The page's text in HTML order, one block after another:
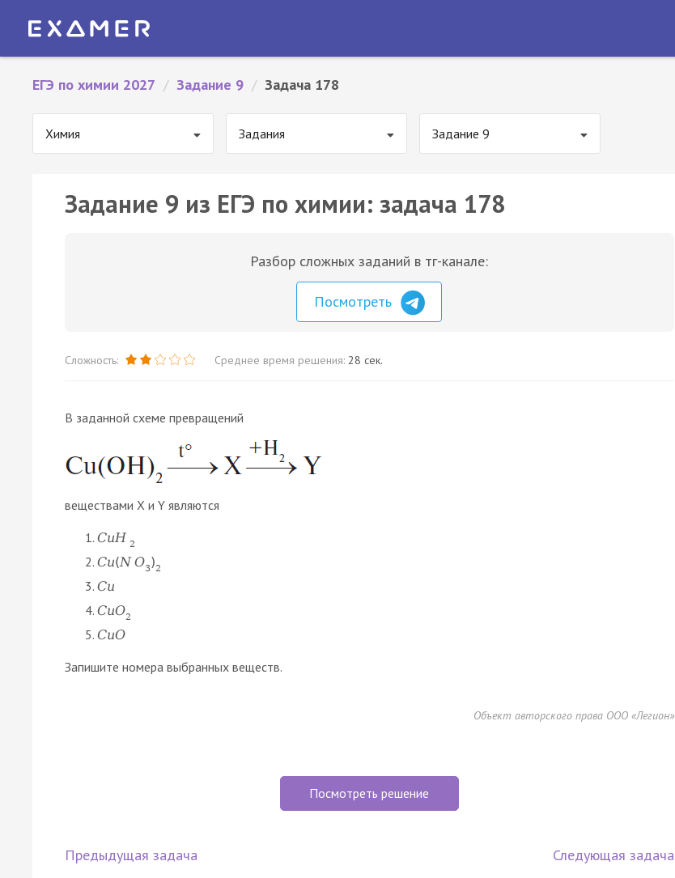
ЕГЭ по химии 2027 / Задание 9 / Задача 178
Химия Задания Задание 9
Задание 9 из ЕГЭ по химии: задача 178
Разбор сложных заданий в тг-канале:
Посмотреть
Сложность: Среднее время решения: 28 сек.
В заданной схеме превращений
веществами X и Y являются
CuH 2
Cu(N O3)2
Cu
CuO2
CuO
Запишите номера выбранных веществ.
Объект авторского права ООО «Легион»
Посмотреть решение
Предыдущая задача Следующая задача